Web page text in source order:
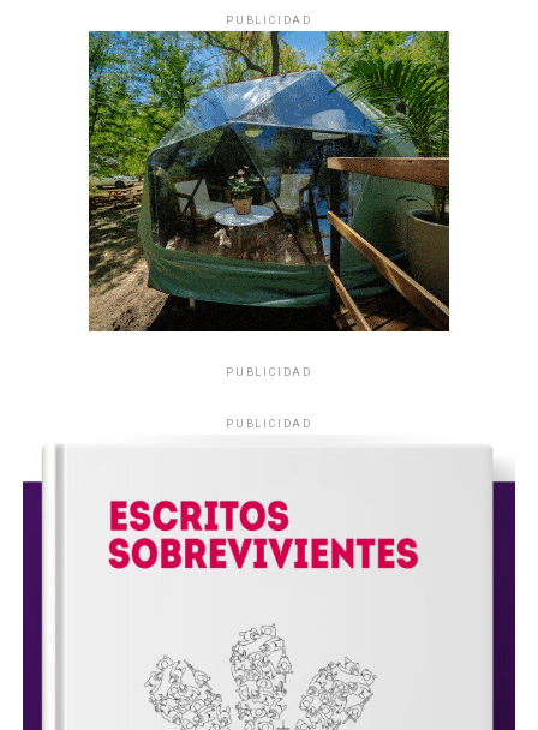
PUBLICIDAD
PUBLICIDAD
PUBLICIDAD